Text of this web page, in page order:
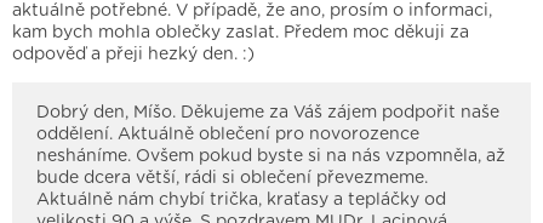
aktuálně potřebné. V případě, že ano, prosím o informaci,
kam bych mohla oblečky zaslat. Předem moc děkuji za
odpověď a přeji hezký den. :)
Dobrý den, Míšo. Děkujeme za Váš zájem podpořit naše
oddělení. Aktuálně oblečení pro novorozence
nesháníme. Ovšem pokud byste si na nás vzpomněla, až
bude dcera větší, rádi si oblečení převezmeme.
Aktuálně nám chybí trička, kraťasy a tepláčky od